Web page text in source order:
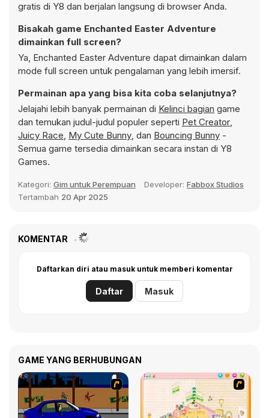
gratis di Y8 dan berjalan langsung di browser Anda.
Bisakah game Enchanted Easter Adventure
dimainkan full screen?
Ya, Enchanted Easter Adventure dapat dimainkan dalam
mode full screen untuk pengalaman yang lebih imersif.
Permainan apa yang bisa kita coba selanjutnya?
Jelajahi lebih banyak permainan di Kelinci bagian game
dan temukan judul-judul populer seperti Pet Creator,
Juicy Race, My Cute Bunny, dan Bouncing Bunny -
Semua game tersedia dimainkan secara instan di Y8
Games.
Kategori: Gim untuk Perempuan Developer: Fabbox Studios
Tertambah 20 Apr 2025
KOMENTAR
Daftarkan diri atau masuk untuk memberi komentar
Daftar Masuk
GAME YANG BERHUBUNGAN